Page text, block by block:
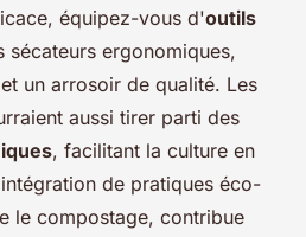
équipez-vous d'outils
sécateurs ergonomiques,
un arrosoir de qualité. Les
aussi tirer parti des
, facilitant la culture en
de pratiques éco-
le compostage, contribue